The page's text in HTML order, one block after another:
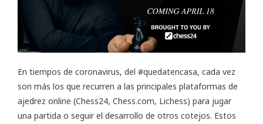
En tiempos de coronavirus, del #quedatencasa, cada vez
son más los que recurren a las principales plataformas de
ajedrez online (Chess24, Chess.com, Lichess) para jugar
una partida o seguir el desarrollo de otros cotejos. Estos